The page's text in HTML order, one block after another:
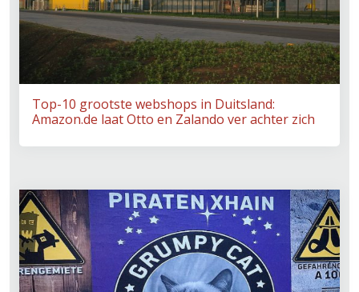
Top-10 grootste webshops in Duitsland:
Amazon.de laat Otto en Zalando ver achter zich